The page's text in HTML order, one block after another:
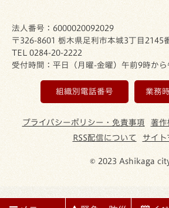
法人番号：6000020092029
〒326-8601 栃木県足利市本城3丁目2145
TEL 0284-20-2222
受付時間：平日（月曜-金曜）午前9時か
組織別電話番号 業務
プライバシーポリシー・免責事項
著作
RSS配信について
サイト
© 2023 Ashikaga